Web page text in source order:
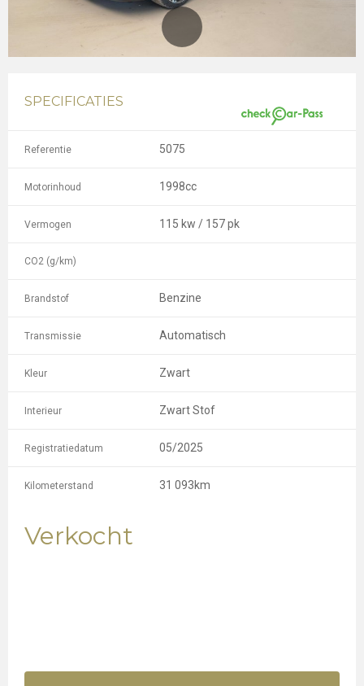
SPECIFICATIES
Referentie 5075
Motorinhoud 1998cc
Vermogen 115 kw / 157 pk
CO2 (g/km)
Brandstof Benzine
Transmissie Automatisch
Kleur Zwart
Interieur Zwart Stof
Registratiedatum 05/2025
Kilometerstand 31 093km
Verkocht